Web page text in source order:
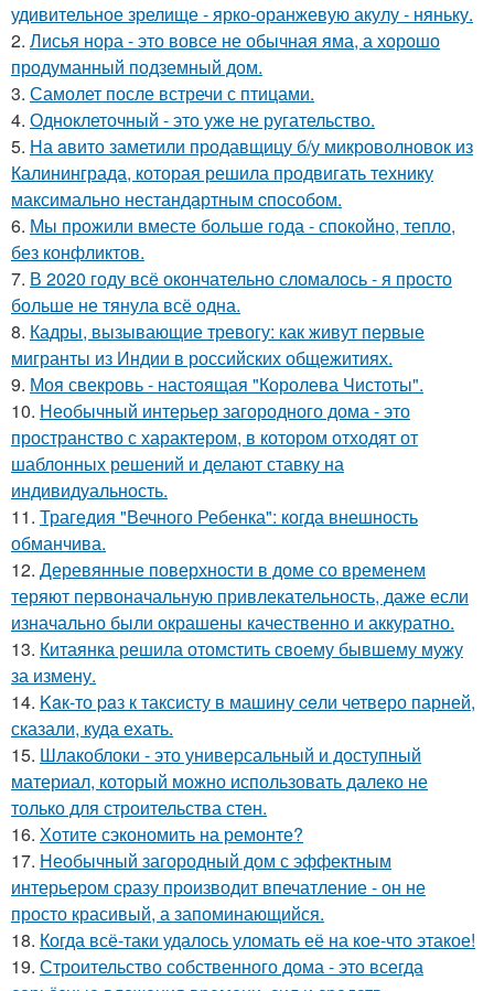
удивительное зрелище - ярко-оранжевую акулу - няньку.
2. Лисья нора - это вовсе не обычная яма, а хорошо
продуманный подземный дом.
3. Самолет после встречи с птицами.
4. Одноклеточный - это уже не ругательство.
5. На aвито заметили продавщицу б/у микроволновок из
Калининграда, которая решила продвигать технику
максимально нестандартным cпособом.
6. Мы прожили вместе больше года - спокойно, тепло,
без конфликтов.
7. В 2020 году всё окончательно сломалось - я просто
больше не тянула всё одна.
8. Кадры, вызывающие тревогу: как живут первые
мигранты из Индии в российских общежитиях.
9. Моя свекровь - настоящая "Королева Чистоты".
10. Необычный интерьер загородного дома - это
пространство с характером, в котором отходят от
шаблонных решений и делают ставку на
индивидуальность.
11. Трагедия "Вечного Ребенка": когда внешность
обманчива.
12. Деревянные поверхности в доме со временем
теряют первоначальную привлекательность, даже если
изначально были окрашены качественно и аккуратно.
13. Китаянка решила отомстить своему бывшему мужу
за измену.
14. Kaк-то paз к таксисту в машину ceли четверо парней,
сказали, куда ехать.
15. Шлакоблоки - это универсальный и доступный
материал, который можно использовать далеко не
только для строительства стен.
16. Хотите сэкономить на ремонте?
17. Необычный загородный дом с эффектным
интерьером сразу производит впечатление - он не
просто красивый, а запоминающийся.
18. Когда всё-таки удалось уломать её на кое-что этакое!
19. Строительство собственного дома - это всегда